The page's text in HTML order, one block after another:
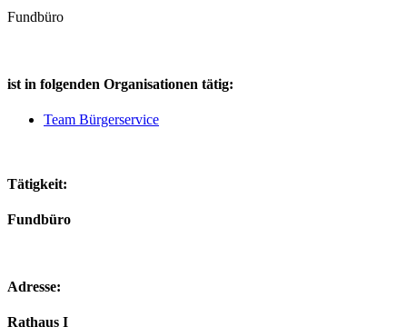
Fundbüro
ist in folgenden Organisationen tätig:
Team Bürgerservice
Tätigkeit:
Fundbüro
Adresse:
Rathaus I